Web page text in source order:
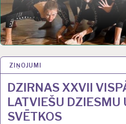
ZIŅOJUMI
DZIRNAS XXVII
LATVIEŠU DZIESMU
SVĒTKOS
17 JŪL 2023